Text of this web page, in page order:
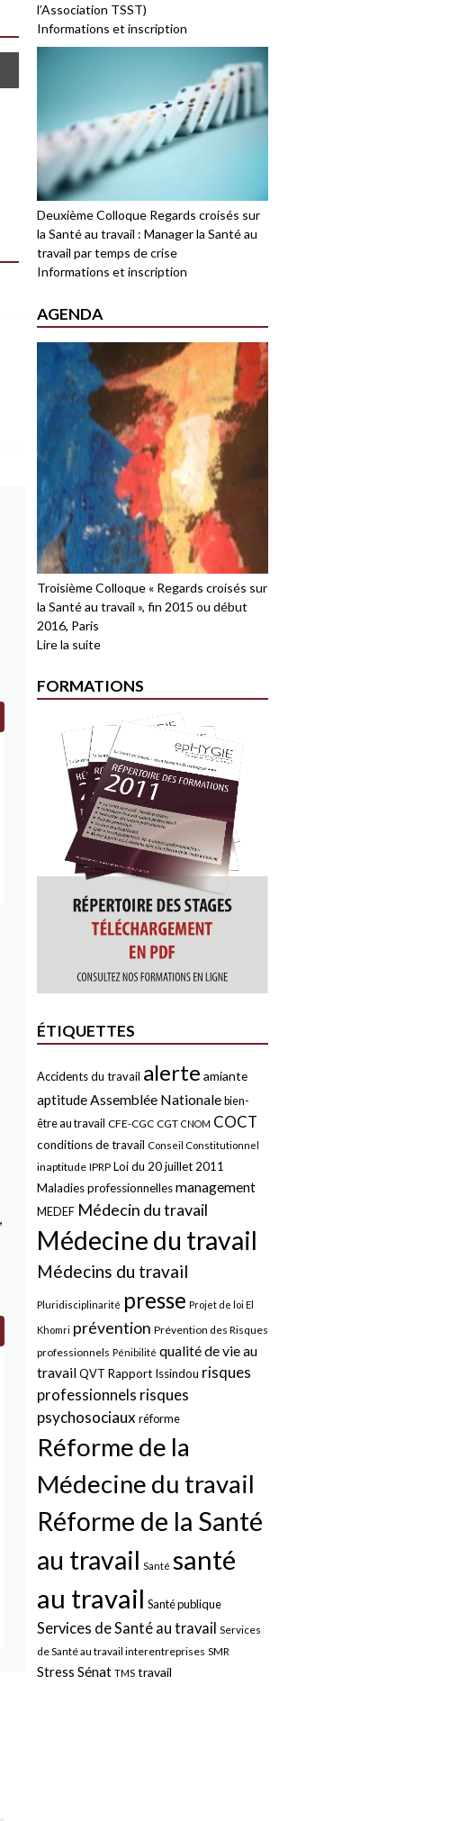
l’Association TSST)
Informations et inscription
Deuxième Colloque Regards croisés sur
la Santé au travail : Manager la Santé au
travail par temps de crise
Informations et inscription
AGENDA
Troisième Colloque « Regards croisés sur
la Santé au travail », fin 2015 ou début
2016, Paris
Lire la suite
FORMATIONS
ÉTIQUETTES
Accidents du travail alerte amiante
aptitudeAssemblée Nationale bien-
être au travail CFE-CGC CGT CNOM COCT
conditions de travail Conseil Constitutionnel
inaptitude IPRP Loi du 20 juillet 2011
Maladies professionnellesmanagement
MEDEF Médecin du travail
Médecine du travail
Médecins du travail
Pluridisciplinarité presse Projet de loi El
Khomri prévention Prévention des Risques
professionnels Pénibilité qualité de vie au
travailQVT Rapport Issindou risques
professionnels risques
psychosociaux réforme
Réforme de la
Médecine du travail
Réforme de la Santé
au travail Santé santé
au travail Santé publique
Services de Santé au travail Services
de Santé au travail interentreprises SMR
Stress Sénat TMS travail